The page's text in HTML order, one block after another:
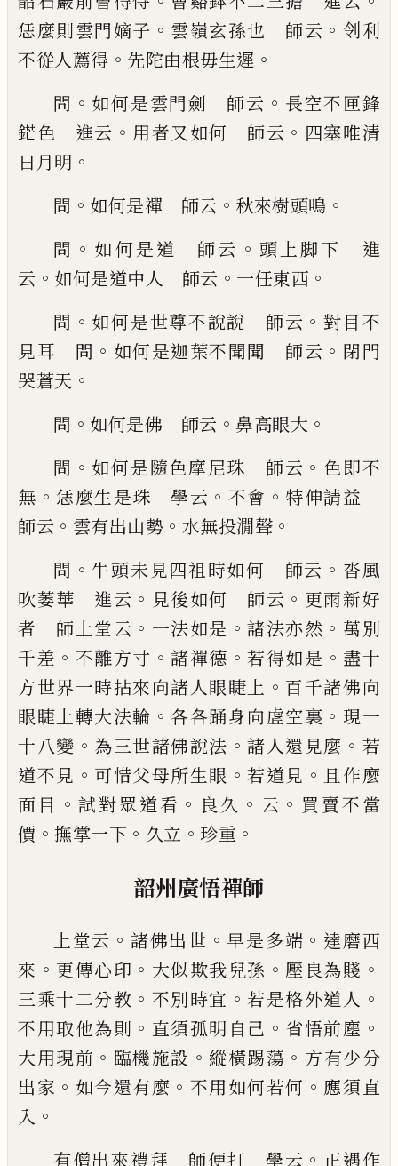
恁麼則雲門嫡子 。 雲嶺玄孫也 師云 。 刢 利
不從人薦得 。 先陀由根毋生遲 。
問 。 如何是雲門劍 師云 。 長空不匣鋒
鋩色 進云 。 用者又如何 師云 。 四塞唯清
日月明 。
問 。 如何是禪 師云 。 秋來樹頭鳴 。
問 。 如何是道 師云 。 頭上脚下 進
云 。 如何是道中人 師云 。 一任東西 。
問 。 如何是世尊不說說 師云 。對目不
見耳 問 。 如何是迦葉不聞聞 師云 。 閉門
哭蒼天 。
問 。 如何是佛 師云 。 鼻高眼大 。
問 。 如何是隨色摩尼珠 師云 。 色即不
無 。 恁麼生是珠 學云 。 不會 。 特伸請益
師云 。 雲有出山勢 。 水無投㵎聲 。
問 。牛頭未見四祖時如何 師云 。 沓風
吹萎華 進云 。 見後如何 師云 。 更雨新好
者 師上堂云 。 一法如是 。諸法亦然 。 萬別
千差 。 不離方寸 。諸禪德 。若得如是 。 盡十
方世界一時拈來向諸人眼睫上 。 百千諸佛向
眼睫上轉大法輪 。各各踊身向虗空裏 。 現一
十八變 。 為三世諸佛說法 。諸人還見麼 。 若
道不見 。 可惜父母所生眼 。若道見 。 且作麼
面目 。試對眾道看 。 良久 。 云 。 買賣不當
價 。 撫掌一下 。 久立 。 珍重 。
韶州廣悟禪師
上堂云 。 諸佛出世 。早是多端 。 達磨西
來 。 更傳心印 。 大似欺我兒孫 。 壓良為賤 。
三乘十二分教 。 不別時宜 。若是格外道人 。
不用取他為則 。 直須孤明自己 。 省悟前塵 。
大用現前 。 臨機施設 。 縱橫踢蕩 。 方有少分
出家 。 如今還有麼 。 不用如何若何 。 應須直
入 。
有僧出來禮拜 師便打 學云 。 正遇作